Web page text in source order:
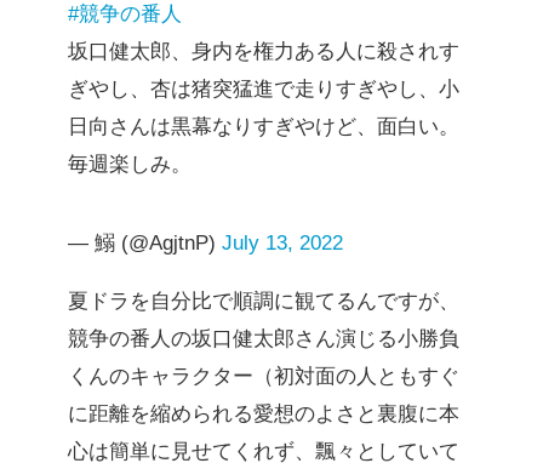
#競争の番人
坂口健太郎、身内を権力ある人に殺されす
ぎやし、杏は猪突猛進で走りすぎやし、小
日向さんは黒幕なりすぎやけど、面白い。
毎週楽しみ。
— 鰯 (@AgjtnP) July 13, 2022
夏ドラを自分比で順調に観てるんですが、
競争の番人の坂口健太郎さん演じる小勝負
くんのキャラクター（初対面の人ともすぐ
に距離を縮められる愛想のよさと裏腹に本
心は簡単に見せてくれず、飄々としていて